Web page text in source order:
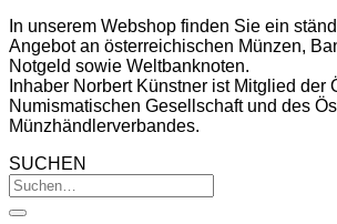
In unserem Webshop finden Sie ein
Angebot an österreichischen Münzen,
Notgeld sowie Weltbanknoten.
Inhaber Norbert Künstner ist Mitglied der
Numismatischen Gesellschaft und des
Münzhändlerverbandes.
SUCHEN